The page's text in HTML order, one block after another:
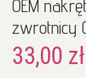
początek
galerii
OEM
zwrotnicy
33,00 zł